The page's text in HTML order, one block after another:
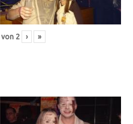
von 2 › »